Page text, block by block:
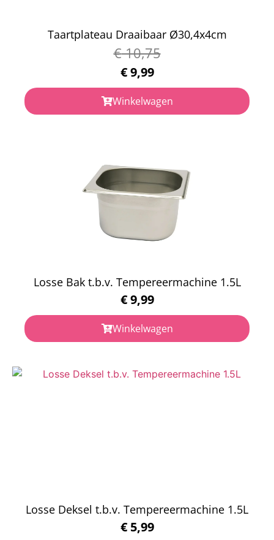
Taartplateau Draaibaar Ø30,4x4cm
€10,75
€9,99
Winkelwagen
Losse Bak t.b.v. Tempereermachine 1.5L
€9,99
Winkelwagen
Losse Deksel t.b.v. Tempereermachine 1.5L
€5,99